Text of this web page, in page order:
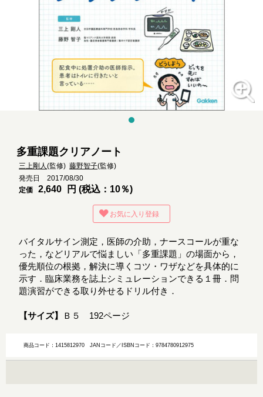
多重課題クリアノート
三上剛人(監修)藤野智子(監修)
発売日 2017/08/30
定価
2,640 円 (税込：10％)
お気に入り登録
バイタルサイン測定，医師の介助，ナースコールが重な
った，などリアルで悩ましい「多重課題」の場面から，
優先順位の根拠，解決に導くコツ・ワザなどを具体的に
示す．臨床業務を誌上シミュレーションできる１冊．問
題演習ができる取り外せるドリル付き．
【サイズ】 Ｂ５ 192ページ
商品コード：1415812970JANコード／ISBNコード：9784780912975